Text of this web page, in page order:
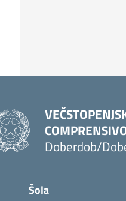
Doberdob/
Šola